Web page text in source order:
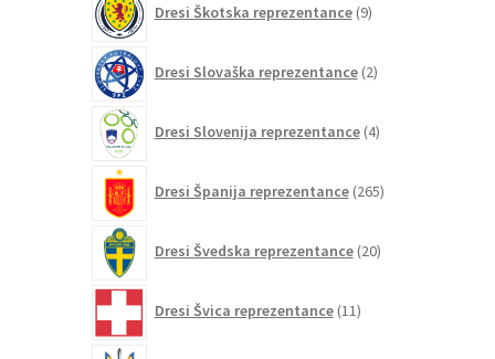
Dresi Škotska reprezentance 9izdelkov
Dresi Slovaška reprezentance 2izdelka
Dresi Slovenija reprezentance 4izdelki
Dresi Španija reprezentance 265izdelkov
Dresi Švedska reprezentance 20izdelkov
Dresi Švica reprezentance 11izdelkov